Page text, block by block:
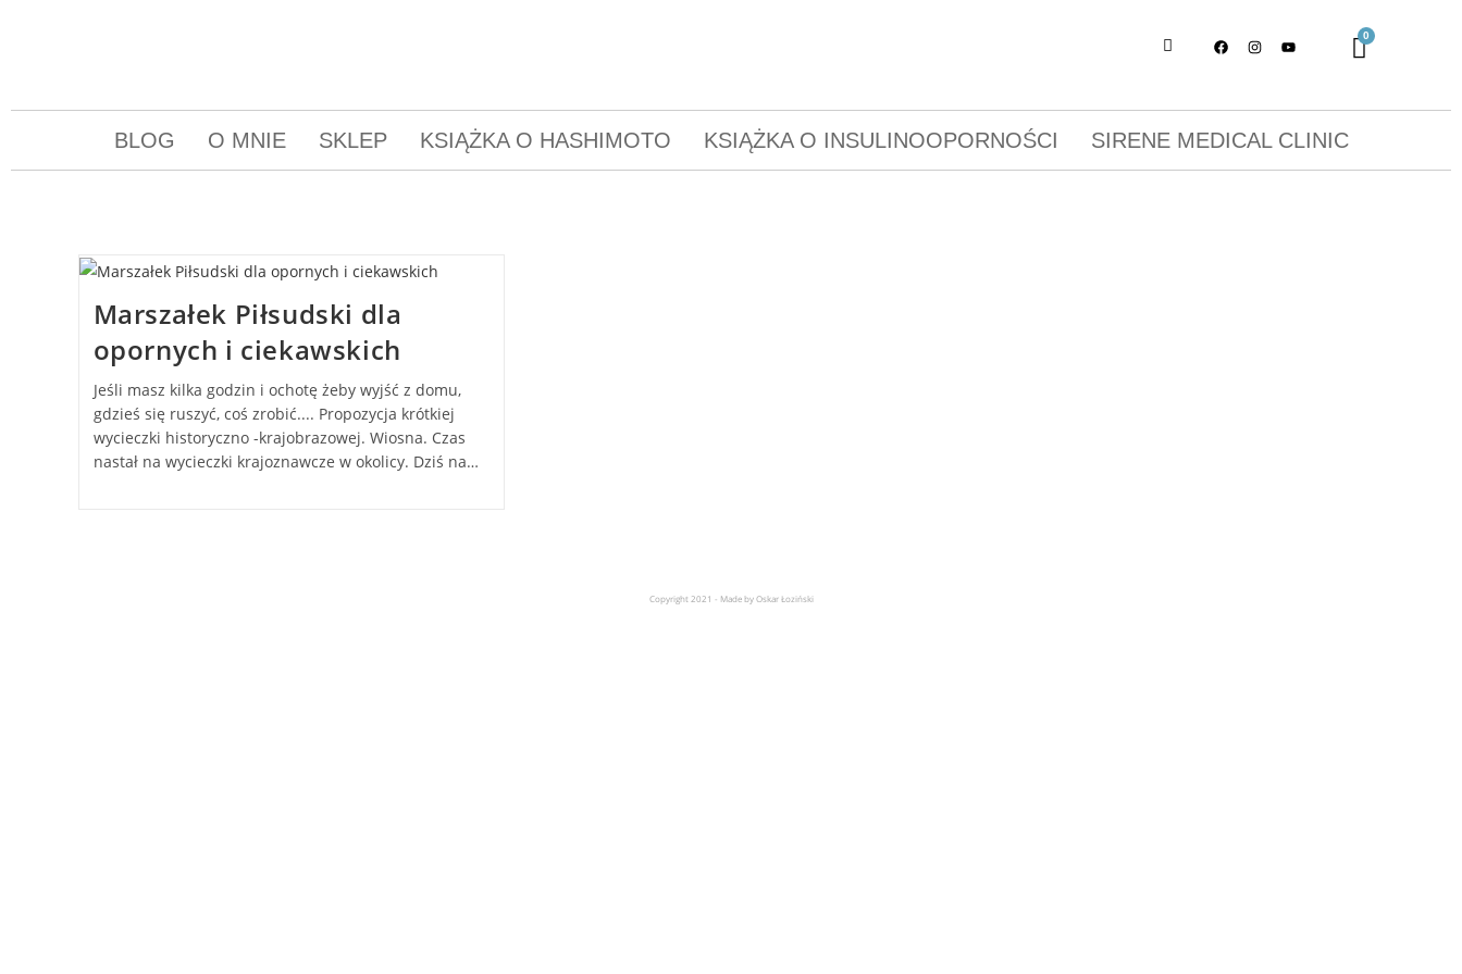
BLOG O MNIE SKLEP KSIĄŻKA O HASHIMOTO KSIĄŻKA O INSULINOOPORNOŚCI SIRENE MEDICAL CLINIC
Marszałek Piłsudski dla
opornych i ciekawskich
Jeśli masz kilka godzin i ochotę żeby wyjść z domu,
gdzieś się ruszyć, coś zrobić.... Propozycja krótkiej
wycieczki historyczno -krajobrazowej. Wiosna. Czas
nastał na wycieczki krajoznawcze w okolicy. Dziś na…
Copyright 2021 - Made by Oskar Łoziński